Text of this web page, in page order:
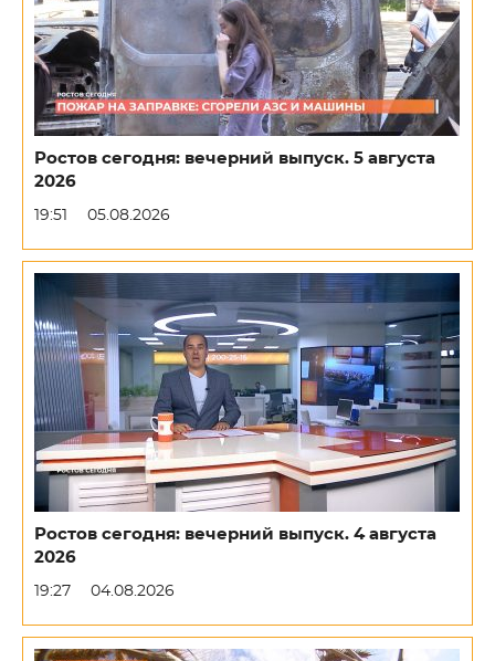
Ростов сегодня: вечерний выпуск. 5 августа
2026
19:51 05.08.2026
Ростов сегодня: вечерний выпуск. 4 августа
2026
19:27 04.08.2026